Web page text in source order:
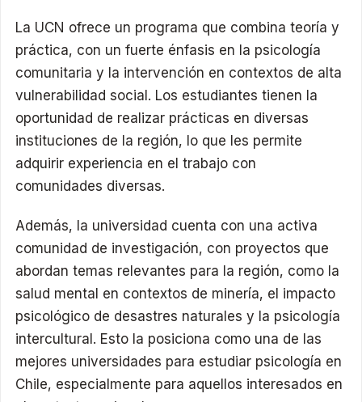
La UCN ofrece un programa que combina teoría y
práctica, con un fuerte énfasis en la psicología
comunitaria y la intervención en contextos de alta
vulnerabilidad social. Los estudiantes tienen la
oportunidad de realizar prácticas en diversas
instituciones de la región, lo que les permite
adquirir experiencia en el trabajo con
comunidades diversas.
Además, la universidad cuenta con una activa
comunidad de investigación, con proyectos que
abordan temas relevantes para la región, como la
salud mental en contextos de minería, el impacto
psicológico de desastres naturales y la psicología
intercultural. Esto la posiciona como una de las
mejores universidades para estudiar psicología en
Chile, especialmente para aquellos interesados en